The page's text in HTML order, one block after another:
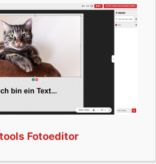
Fotoeditor